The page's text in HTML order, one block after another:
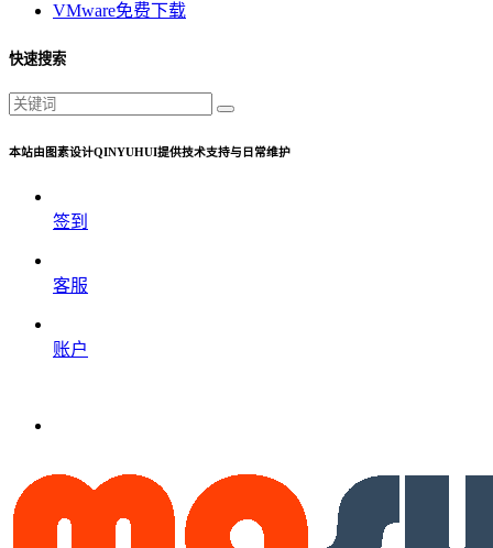
VMware免费下载
快速搜索
本站由图素设计QINYUHUI提供技术支持与日常维护
签到
客服
账户